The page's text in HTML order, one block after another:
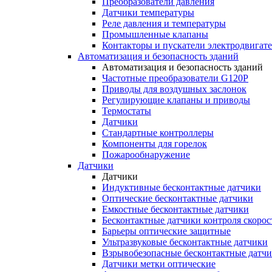
Датчики температуры
Реле давления и температуры
Промышленные клапаны
Контакторы и пускатели
Автоматизация и безопасность зданий
Автоматизация и безопасность зданий
Частотные преобразователи G120P
Приводы для воздушных заслонок
Регулирующие клапаны и приводы
Термостаты
Датчики
Стандартные контроллеры
Компоненты для горелок
Пожарообнаружение
Датчики
Датчики
Индуктивные бесконтактные датчики
Оптические бесконтактные датчики
Емкостные бесконтактные датчики
Бесконтактные датчики контроля
Барьеры оптические защитные
Ультразвуковые бесконтактные датчики
Взрывобезопасные бесконтактные
Датчики метки оптические